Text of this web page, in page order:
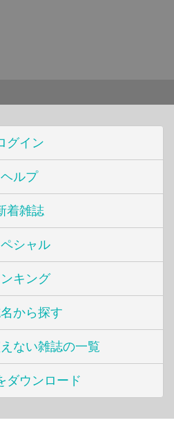
グイン
ヘルプ
着雑誌
シャル
キング
から探す
ない雑誌の一覧
ダウンロード